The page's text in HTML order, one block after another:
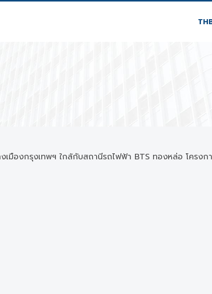
เมืองกรุงเทพฯ ใกล้กับสถานีรถไฟฟ้า BTS ทองหล่อ โครงก